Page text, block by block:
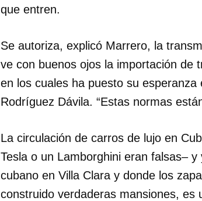
que entren.
Se autoriza, explicó Marrero, la
ve con buenos ojos la importación de
en los cuales ha puesto su
Rodríguez Dávila. “Estas normas
La circulación de carros de lujo en
Tesla o un Lamborghini eran falsas–
cubano en Villa Clara y donde los
construido verdaderas mansiones, es